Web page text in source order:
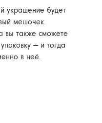
украшение будет
мешочек.
вы также сможете
— и тогда
в неё.
Контакты